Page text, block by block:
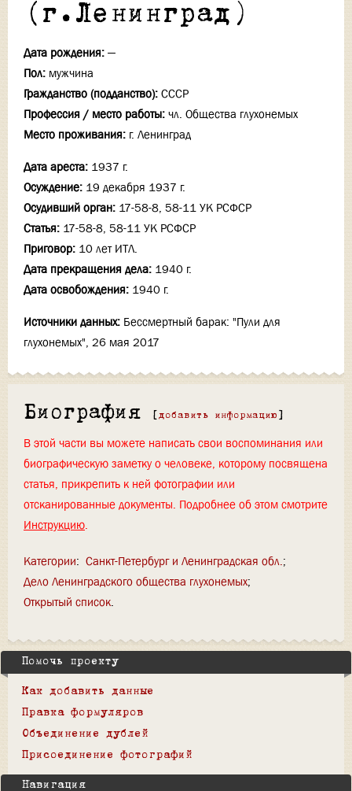
(г.Ленинград)
Дата рождения: —
Пол: мужчина
Гражданство (подданство): СССР
Профессия / место работы: чл. Общества глухонемых
Место проживания: г. Ленинград
Дата ареста: 1937 г.
Осуждение: 19 декабря 1937 г.
Осудивший орган: 17-58-8, 58-11 УК РСФСР
Статья: 17-58-8, 58-11 УК РСФСР
Приговор: 10 лет ИТЛ.
Дата прекращения дела: 1940 г.
Дата освобождения: 1940 г.
Источники данных: Бессмертный барак: "Пули для
глухонемых", 26 мая 2017
Биография [ добавить информацию ]
В этой части вы можете написать свои воспоминания или
биографическую заметку о человеке, которому посвящена
статья, прикрепить к ней фотографии или
отсканированные документы. Подробнее об этом смотрите
Инструкцию.
Категории: Санкт-Петербург и Ленинградская обл.
Дело Ленинградского общества глухонемых
Открытый список
Помочь проекту
Как добавить данные
Правка формуляров
Объединение дублей
Присоединение фотографий
Навигация